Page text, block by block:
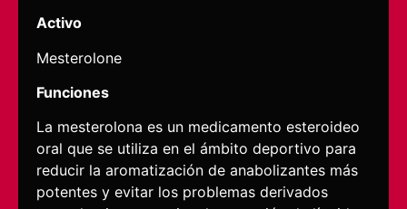
Activo
Mesterolone
Funciones
La mesterolona es un medicamento esteroideo
oral que se utiliza en el ámbito deportivo para
reducir la aromatización de anabolizantes más
potentes y evitar los problemas derivados